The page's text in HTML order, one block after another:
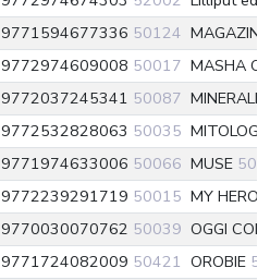
9771594677336 50124
9772974609008 50017 MASHA
9772037245341 50087 MINERALI
9772532828063 50035
9771974633006 50066 MUSE
9772239291719 50015 MY HERO
9770030070762 50039 OGGI
9771724082009 50421 OROBIE